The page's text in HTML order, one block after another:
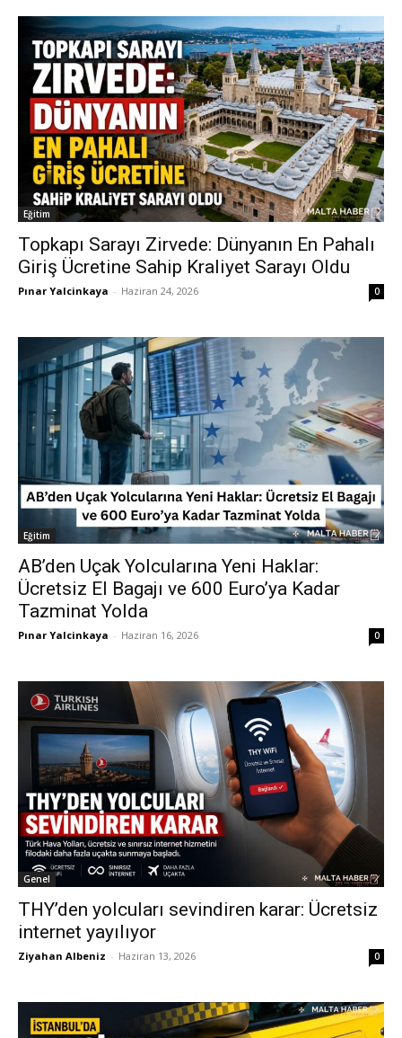
Eğitim
Topkapı Sarayı Zirvede: Dünyanın En Pahalı
Giriş Ücretine Sahip Kraliyet Sarayı Oldu
Pınar Yalcinkaya - Haziran 24, 2026 0
Eğitim
AB’den Uçak Yolcularına Yeni Haklar:
Ücretsiz El Bagajı ve 600 Euro’ya Kadar
Tazminat Yolda
Pınar Yalcinkaya - Haziran 16, 2026 0
Genel
THY’den yolcuları sevindiren karar: Ücretsiz
internet yayılıyor
Ziyahan Albeniz - Haziran 13, 2026 0